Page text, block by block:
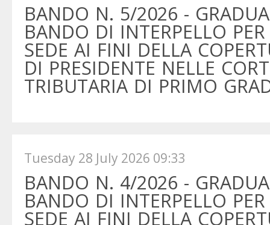
BANDO N. 5/2026 -
BANDO DI INTERPELLO
SEDE AI FINI DELLA
DI PRESIDENTE NELLE
TRIBUTARIA DI PRIMO
Tuesday 28 July 2026 09:33
BANDO N. 4/2026 -
BANDO DI INTERPELLO
SEDE AI FINI DELLA